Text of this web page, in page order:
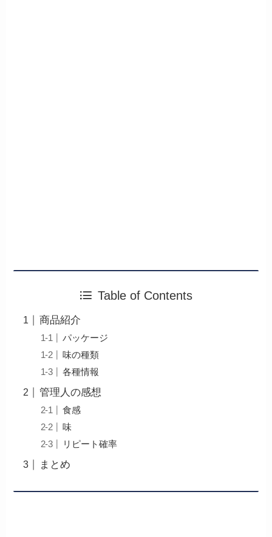
Table of Contents
商品紹介
パッケージ
味の種類
各種情報
管理人の感想
食感
味
リピート確率
まとめ